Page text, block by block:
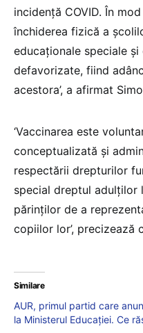
incidenţă COVID. În
închiderea fizică a
educaţionale speciale
defavorizate, fiind
acestora’, a afirmat
‘Vaccinarea este
conceptualizată şi
respectării drepturilor
special dreptul adulţilor
părinţilor de a
copiilor lor’, precizează
Similare
AUR, primul partid care
la Ministerul Educației. Ce